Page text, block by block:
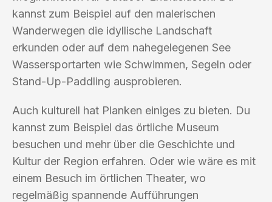
kannst zum Beispiel auf den malerischen
Wanderwegen die idyllische Landschaft
erkunden oder auf dem nahegelegenen See
Wassersportarten wie Schwimmen, Segeln oder
Stand-Up-Paddling ausprobieren.
Auch kulturell hat Planken einiges zu bieten. Du
kannst zum Beispiel das örtliche Museum
besuchen und mehr über die Geschichte und
Kultur der Region erfahren. Oder wie wäre es mit
einem Besuch im örtlichen Theater, wo
regelmäßig spannende Aufführungen